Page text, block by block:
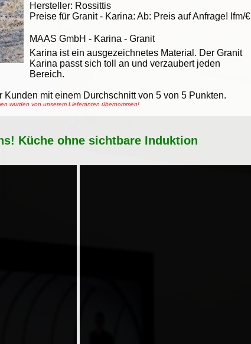
Hersteller: Rossittis
Preise für Granit - Karina: Ab: Preis auf Anfrage! lfm/€
MAAS GmbH - Karina - Granit
Karina ist ein ausgezeichnetes Material. Der Granit
Karina passt sich toll an und verzaubert jeden
Bereich.
Kunden mit einem Durchschnitt von 5 von 5 Punkten.
wurden von unserem Lieferanten übernommen!
Küche ohne sichtbare Induktion